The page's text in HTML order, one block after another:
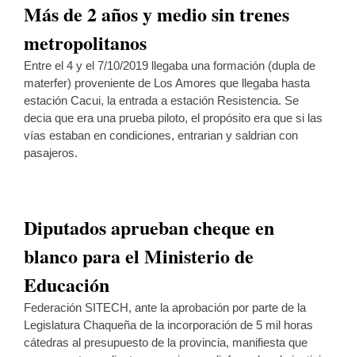
Más de 2 años y medio sin trenes
metropolitanos
Entre el 4 y el 7/10/2019 llegaba una formación (dupla de
materfer) proveniente de Los Amores que llegaba hasta
estación Cacui, la entrada a estación Resistencia. Se
decia que era una prueba piloto, el propósito era que si las
vías estaban en condiciones, entrarian y saldrian con
pasajeros.
Diputados aprueban cheque en
blanco para el Ministerio de
Educación
Federación SITECH, ante la aprobación por parte de la
Legislatura Chaqueña de la incorporación de 5 mil horas
cátedras al presupuesto de la provincia, manifiesta que